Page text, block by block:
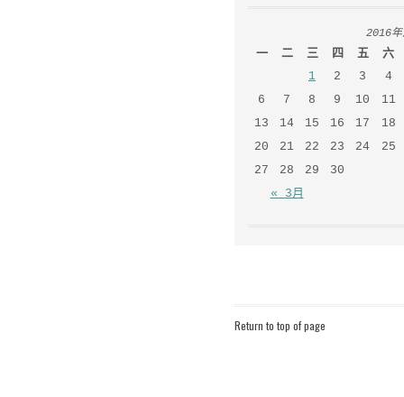
2013年二月
2013年一月
2012年十二月
2016年
一 二 三 四